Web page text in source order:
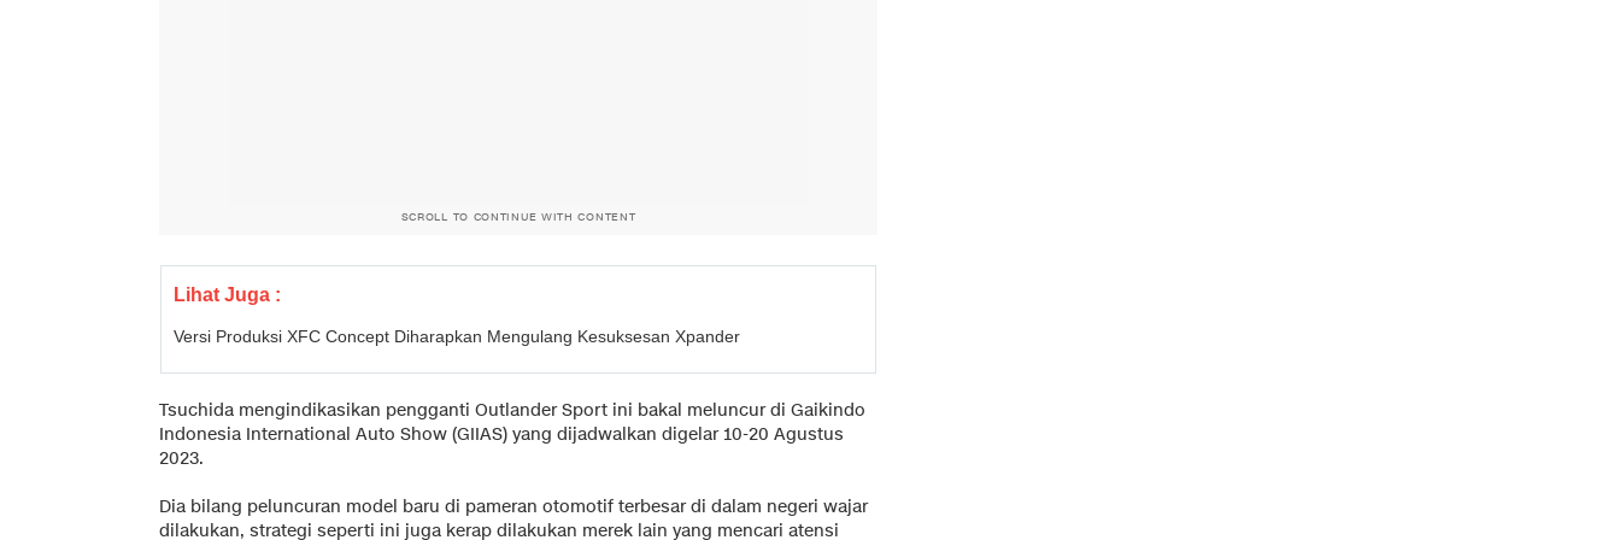
SCROLL TO CONTINUE WITH CONTENT
Lihat Juga :
Versi Produksi XFC Concept Diharapkan Mengulang Kesuksesan Xpander
Tsuchida mengindikasikan pengganti Outlander Sport ini bakal meluncur di Gaikindo
Indonesia International Auto Show (GIIAS) yang dijadwalkan digelar 10-20 Agustus
2023.
Dia bilang peluncuran model baru di pameran otomotif terbesar di dalam negeri wajar
dilakukan, strategi seperti ini juga kerap dilakukan merek lain yang mencari atensi